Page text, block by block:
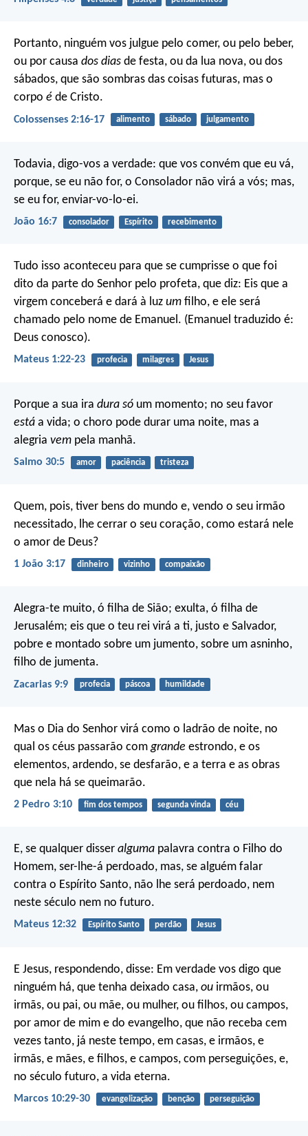
Portanto, ninguém vos julgue pelo comer, ou pelo beber,
ou por causa dos dias de festa, ou da lua nova, ou dos
sábados, que são sombras das coisas futuras, mas o
corpo é de Cristo.
Colossenses 2:16-17 alimento sábado julgamento
Todavia, digo-vos a verdade: que vos convém que eu vá,
porque, se eu não for, o Consolador não virá a vós; mas,
se eu for, enviar-vo-lo-ei.
João 16:7 consolador Espírito recebimento
Tudo isso aconteceu para que se cumprisse o que foi
dito da parte do Senhor pelo profeta, que diz: Eis que a
virgem conceberá e dará à luz um filho, e ele será
chamado pelo nome de Emanuel. (Emanuel traduzido é:
Deus conosco).
Mateus 1:22-23 profecia milagres Jesus
Porque a sua ira dura só um momento; no seu favor
está a vida; o choro pode durar uma noite, mas a
alegria vem pela manhã.
Salmo 30:5 amor paciência tristeza
Quem, pois, tiver bens do mundo e, vendo o seu irmão
necessitado, lhe cerrar o seu coração, como estará nele
o amor de Deus?
1 João 3:17 dinheiro vizinho compaixão
Alegra-te muito, ó filha de Sião; exulta, ó filha de
Jerusalém; eis que o teu rei virá a ti, justo e Salvador,
pobre e montado sobre um jumento, sobre um asninho,
filho de jumenta.
Zacarias 9:9 profecia páscoa humildade
Mas o Dia do Senhor virá como o ladrão de noite, no
qual os céus passarão comgrande estrondo, e os
elementos, ardendo, se desfarão, e a terra e as obras
que nela há se queimarão.
2 Pedro 3:10 fim dos tempos segunda vinda céu
E, se qualquer disser alguma palavra contra o Filho do
Homem, ser-lhe-á perdoado, mas, se alguém falar
contra o Espírito Santo, não lhe será perdoado, nem
neste século nem no futuro.
Mateus 12:32 Espírito Santo perdão Jesus
E Jesus, respondendo, disse: Em verdade vos digo que
ninguém há, que tenha deixado casa, ou irmãos, ou
irmãs, ou pai, ou mãe, ou mulher, ou filhos, ou campos,
por amor de mim e do evangelho, que não receba cem
vezes tanto, já neste tempo, em casas, e irmãos, e
irmãs, e mães, e filhos, e campos, com perseguições, e,
no século futuro, a vida eterna.
Marcos 10:29-30 evangelização benção perseguição